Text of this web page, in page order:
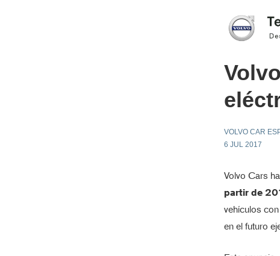
VOLVO CAR
6 JUL 2017
Volvo Cars
partir de
vehículos
en el futuro